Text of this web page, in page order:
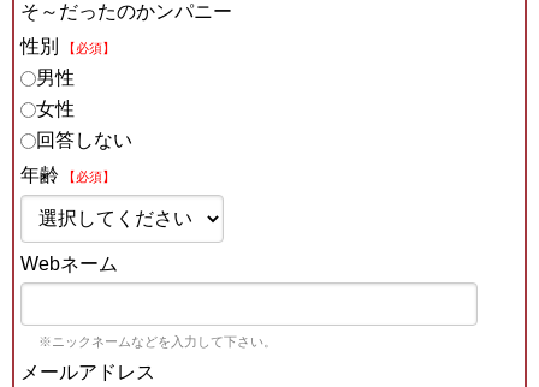
そ～だったのかンパニー
性別
【必須】
男性
女性
回答しない
年齢
【必須】
Webネーム
※ニックネームなどを入力して下さい。
メールアドレス